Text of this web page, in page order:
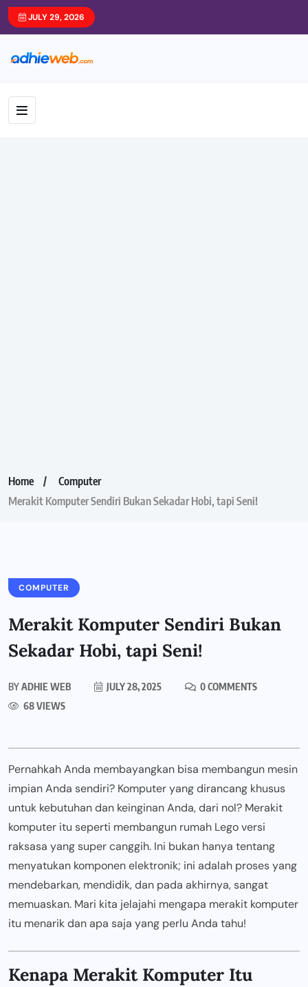
JULY 29, 2026
Home
Computer
Merakit Komputer Sendiri Bukan Sekadar Hobi, tapi Seni!
COMPUTER
Merakit Komputer Sendiri Bukan
Sekadar Hobi, tapi Seni!
BYADHIE WEB JULY 28, 2025
0 COMMENTS
68 VIEWS
Pernahkah Anda membayangkan bisa membangun mesin
impian Anda sendiri? Komputer yang dirancang khusus
untuk kebutuhan dan keinginan Anda, dari nol? Merakit
komputer itu seperti membangun rumah Lego versi
raksasa yang super canggih. Ini bukan hanya tentang
menyatukan komponen elektronik; ini adalah proses yang
mendebarkan, mendidik, dan pada akhirnya, sangat
memuaskan. Mari kita jelajahi mengapa merakit komputer
itu menarik dan apa saja yang perlu Anda tahu!
Kenapa Merakit Komputer Itu